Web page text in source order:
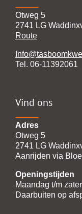
Otweg 5
2741 LG
Route
Tel. 06-11392061
Vind ons
Adres
Otweg 5
2741 LG
Aanrijden via
Openingstijden
Maandag t/m
Daarbuiten op